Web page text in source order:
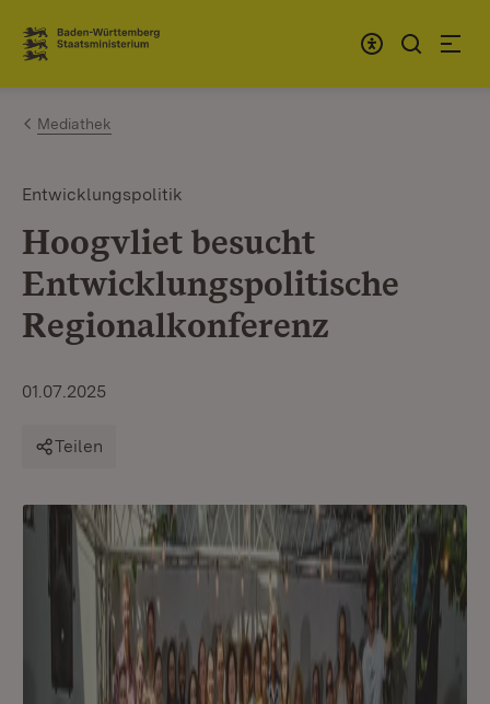
Zum Inhalt springen
Link zur Startseite
Mediathek
Entwicklungspolitik
Hoogvliet besucht
Entwicklungspolitische
Regionalkonferenz
01.07.2025
Teilen